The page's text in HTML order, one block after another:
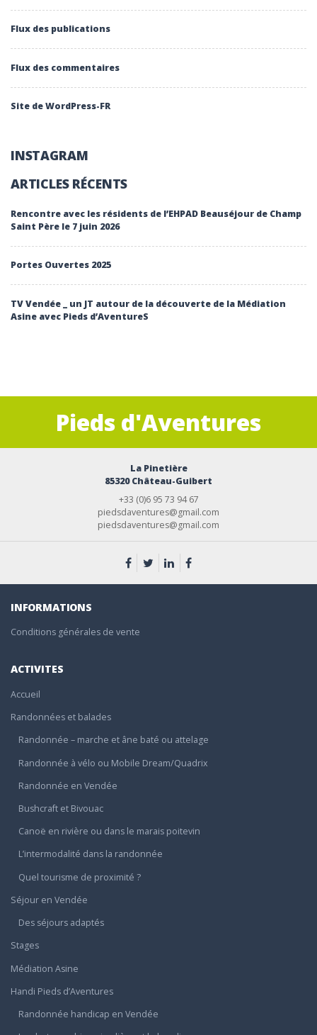
Flux des publications
Flux des commentaires
Site de WordPress-FR
INSTAGRAM
ARTICLES RÉCENTS
Rencontre avec les résidents de l’EHPAD Beauséjour de Champ
Saint Père le 7 juin 2026
Portes Ouvertes 2025
TV Vendée _ un JT autour de la découverte de la Médiation
Asine avec Pieds d’AventureS
Pieds d'Aventures
La Pinetière
85320 Château-Guibert
+33 (0)6 95 73 94 67
piedsdaventures@gmail.com
piedsdaventures@gmail.com
INFORMATIONS
Conditions générales de vente
ACTIVITES
Accueil
Randonnées et balades
Randonnée – marche et âne baté ou attelage
Randonnée à vélo ou Mobile Dream/Quadrix
Randonnée en Vendée
Bushcraft et Bivouac
Canoë en rivière ou dans le marais poitevin
L’intermodalité dans la randonnée
Quel tourisme de proximité ?
Séjour en Vendée
Des séjours adaptés
Stages
Médiation Asine
Handi Pieds d’Aventures
Randonnée handicap en Vendée